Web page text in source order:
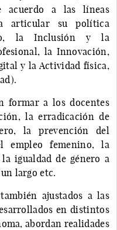
acuerdo a las líneas
articular su política
la Inclusión y la
la Innovación,
y la Actividad física,
formar a los docentes
la erradicación de
la prevención del
empleo femenino, la
igualdad de género a
largo etc.
ajustados a las
en distintos
abordan realidades